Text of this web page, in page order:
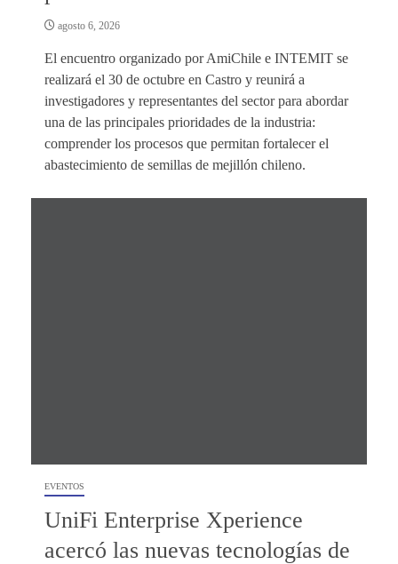
agosto 6, 2026
El encuentro organizado por AmiChile e INTEMIT se
realizará el 30 de octubre en Castro y reunirá a
investigadores y representantes del sector para abordar
una de las principales prioridades de la industria:
comprender los procesos que permitan fortalecer el
abastecimiento de semillas de mejillón chileno.
EVENTOS
UniFi Enterprise Xperience
acercó las nuevas tecnologías de